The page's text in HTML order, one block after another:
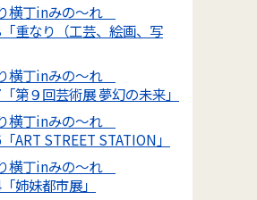
横丁inみの～れ
重なり（工芸、絵画、写
横丁inみの～れ
第９回芸術展 夢幻の未来」
横丁inみの～れ
ART STREET STATION」
横丁inみの～れ
姉妹都市展」